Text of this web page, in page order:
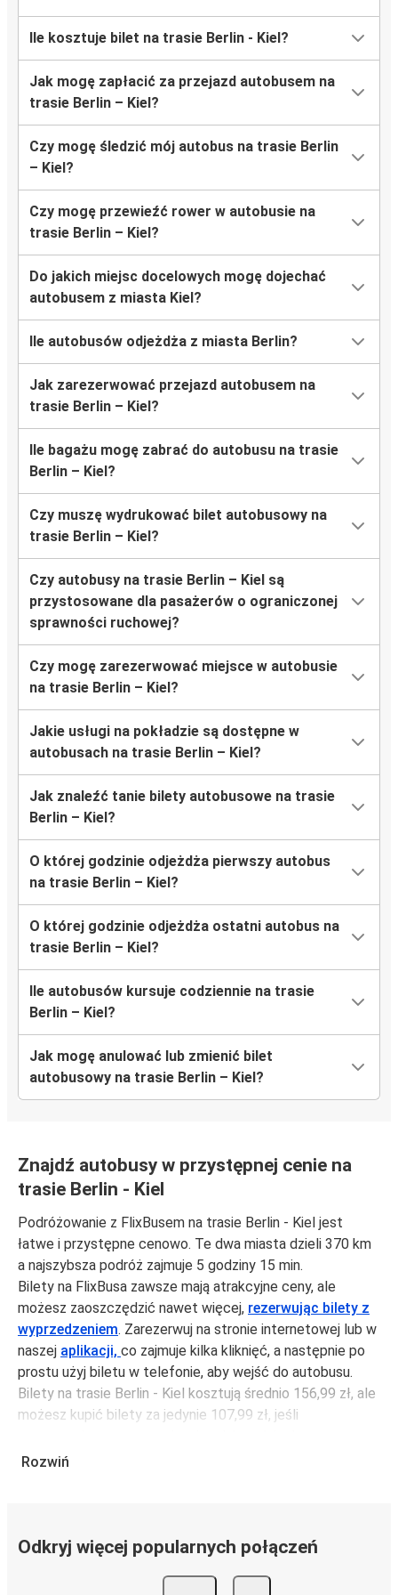
Ile kosztuje bilet na trasie Berlin - Kiel?
Jak mogę zapłacić za przejazd autobusem na
trasie Berlin – Kiel?
Czy mogę śledzić mój autobus na trasie Berlin
– Kiel?
Czy mogę przewieźć rower w autobusie na
trasie Berlin – Kiel?
Do jakich miejsc docelowych mogę dojechać
autobusem z miasta Kiel?
Ile autobusów odjeżdża z miasta Berlin?
Jak zarezerwować przejazd autobusem na
trasie Berlin – Kiel?
Ile bagażu mogę zabrać do autobusu na trasie
Berlin – Kiel?
Czy muszę wydrukować bilet autobusowy na
trasie Berlin – Kiel?
Czy autobusy na trasie Berlin – Kiel są
przystosowane dla pasażerów o ograniczonej
sprawności ruchowej?
Czy mogę zarezerwować miejsce w autobusie
na trasie Berlin – Kiel?
Jakie usługi na pokładzie są dostępne w
autobusach na trasie Berlin – Kiel?
Jak znaleźć tanie bilety autobusowe na trasie
Berlin – Kiel?
O której godzinie odjeżdża pierwszy autobus
na trasie Berlin – Kiel?
O której godzinie odjeżdża ostatni autobus na
trasie Berlin – Kiel?
Ile autobusów kursuje codziennie na trasie
Berlin – Kiel?
Jak mogę anulować lub zmienić bilet
autobusowy na trasie Berlin – Kiel?
Znajdź autobusy w przystępnej cenie na
trasie Berlin - Kiel
Podróżowanie z FlixBusem na trasie Berlin - Kiel jest
łatwe i przystępne cenowo. Te dwa miasta dzieli 370 km
a najszybsza podróż zajmuje 5 godziny 15 min.
Bilety na FlixBusa zawsze mają atrakcyjne ceny, ale
możesz zaoszczędzić nawet więcej, rezerwując bilety z
wyprzedzeniem. Zarezerwuj na stronie internetowej lub w
naszej aplikacji, co zajmuje kilka kliknięć, a następnie po
prostu użyj biletu w telefonie, aby wejść do autobusu.
Bilety na trasie Berlin - Kiel kosztują średnio 156,99 zł, ale
możesz kupić bilety za jedynie 107,99 zł, jeśli
unikając weekendów i świąt. Aby podróżować szybko,
Rozwiń
Odkryj więcej popularnych połączeń